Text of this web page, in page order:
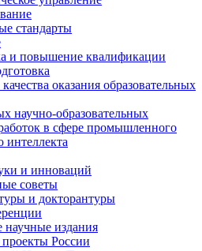
стандарты
и повышение квалификации
оказания образовательных
научно-образовательных
в сфере промышленного
интеллекта
и инноваций
советы
и докторантуры
научные издания
России